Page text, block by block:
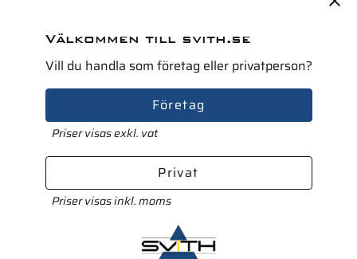
Välkommen till svith.se
Vill du handla som företag eller privatperson?
Företag
Priser visas exkl. vat
Privat
Priser visas inkl. moms